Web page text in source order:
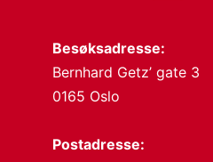
Besøksadresse:
Bernhard Getz’ gate 3
0165 Oslo
Postadresse: